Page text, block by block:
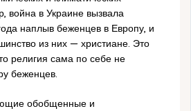
война в Украине вызвала
наплыв беженцев в Европу, и
из них — христиане. Это
религия сама по себе не
беженцев.
обобщенные и